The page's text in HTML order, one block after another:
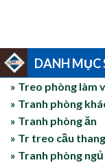
DANH MỤC
» Treo phòng làm
» Tranh phòng
» Tranh phòng ăn
» Tr treo cầu thang
» Tranh phòng ngủ